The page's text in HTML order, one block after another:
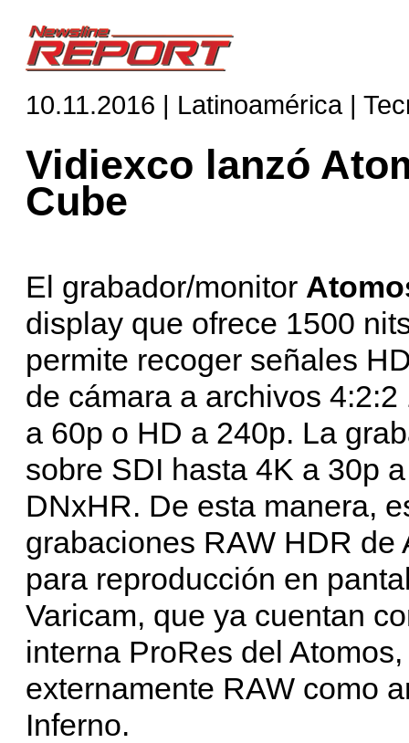
10.11.2016 | Latinoamérica |
Vidiexco lanzó
Cube
El grabador/monitor
display que ofrece 1500
permite recoger señales
de cámara a archivos
a 60p o HD a 240p. La
sobre SDI hasta 4K a 30p
DNxHR. De esta manera,
grabaciones RAW HDR
para reproducción en
Varicam, que ya cuentan
interna ProRes del
externamente RAW como
Inferno.